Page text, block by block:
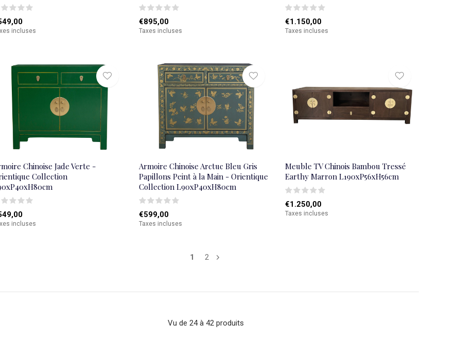
incluses
€895,00
Taxes incluses
€1.150,00
Taxes incluses
Chinoise Jade Verte -
Collection
incluses
Armoire Chinoise Arctuc Bleu Gris
Papillons Peint à la Main - Orientique
Collection L90xP40xH80cm
€599,00
Taxes incluses
Meuble TV Chinois Bambou Tressé
Earthy Marron L190xP56xH56cm
€1.250,00
Taxes incluses
1 2
Vu de 24 à 42 produits